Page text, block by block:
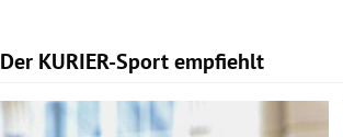
Der KURIER-Sport empfiehlt
Slide 1 von 5